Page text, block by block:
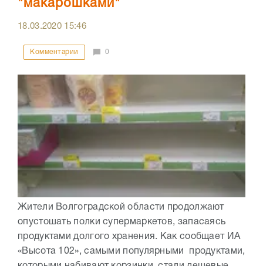
"макарошками"
18.03.2020 15:46
Комментарии 0
Жители Волгоградской области продолжают
опустошать полки супермаркетов, запасаясь
продуктами долгого хранения. Как сообщает ИА
«Высота 102», самыми популярными продуктами,